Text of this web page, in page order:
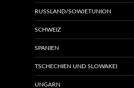
RUSSLAND/SOWJETUNION
SCHWEIZ
SPANIEN
TSCHECHIEN UND SLOWAKEI
UNGARN